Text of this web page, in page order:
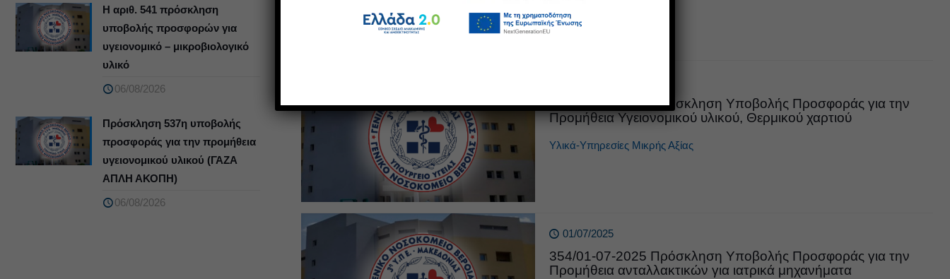
355/01-07-2025 Πρόσκληση Υποβολής Προσφοράς για την
Προμήθεια Υγειονομικού υλικού, Θερμικού χαρτιού
Υλικά-Υπηρεσίες Μικρής Αξίας
01/07/2025
354/01-07-2025 Πρόσκληση Υποβολής Προσφοράς για την
Προμήθεια ανταλλακτικών για ιατρικά μηχανήματα
Η αριθ. 541 πρόσκληση
υποβολής προσφορών για
υγειονομικό – μικροβιολογικό
υλικό
06/08/2026
Πρόσκληση 537η υποβολής
προσφοράς για την προμήθεια
υγειονομικού υλικού (ΓΑΖΑ
ΑΠΛΗ ΑΚΟΠΗ)
06/08/2026